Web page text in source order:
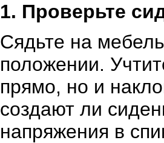
1. Проверьте
Сядьте на
положении.
прямо, но и
создают ли
напряжения в